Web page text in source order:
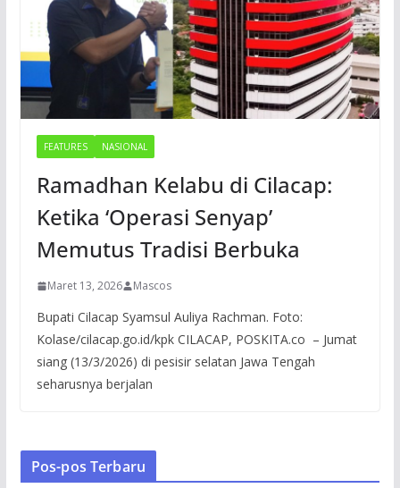
FEATURES NASIONAL
Ramadhan Kelabu di Cilacap:
Ketika ‘Operasi Senyap’
Memutus Tradisi Berbuka
Maret 13, 2026 Mascos
Bupati Cilacap Syamsul Auliya Rachman. Foto:
Kolase/cilacap.go.id/kpk CILACAP, POSKITA.co – Jumat
siang (13/3/2026) di pesisir selatan Jawa Tengah
seharusnya berjalan
Pos-pos Terbaru